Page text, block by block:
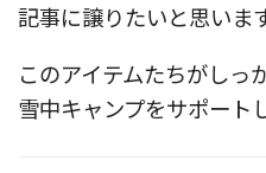
記事に譲りたいと思います
このアイテムたちがしっ
雪中キャンプをサポート